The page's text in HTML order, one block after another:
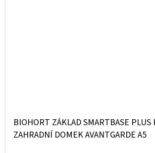
BIOHORT ZÁKLAD SMARTBASE PLUS
ZAHRADNÍ DOMEK AVANTGARDE A5